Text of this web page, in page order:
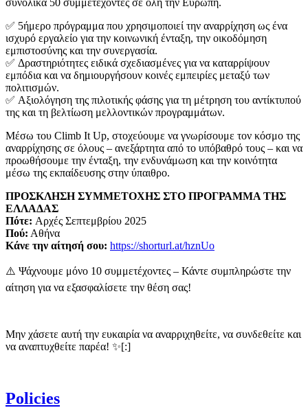
✅ 5ήμερο πρόγραμμα που χρησιμοποιεί την αναρρίχηση ως ένα
ισχυρό εργαλείο για την κοινωνική ένταξη, την οικοδόμηση
εμπιστοσύνης και την συνεργασία.
✅ Δραστηριότητες ειδικά σχεδιασμένες για να καταρρίψουν
εμπόδια και να δημιουργήσουν κοινές εμπειρίες μεταξύ των
πολιτισμών.
✅ Αξιολόγηση της πιλοτικής φάσης για τη μέτρηση του αντίκτυπού
της και τη βελτίωση μελλοντικών προγραμμάτων.
Μέσω του Climb It Up, στοχεύουμε να γνωρίσουμε τον κόσμο της
αναρρίχησης σε όλους – ανεξάρτητα από το υπόβαθρό τους – και να
προωθήσουμε την ένταξη, την ενδυνάμωση και την κοινότητα
μέσω της εκπαίδευσης στην ύπαιθρο.
ΠΡΟΣΚΛΗΣΗ ΣΥΜΜΕΤΟΧΗΣ ΣΤΟ ΠΡΟΓΡΑΜΜΑ ΤΗΣ
ΕΛΛΑΔΑΣ
Πότε: Αρχές Σεπτεμβρίου 2025
Πού: Αθήνα
Κάνε την αίτησή σου: https://shorturl.at/hznUo
⚠️ Ψάχνουμε μόνο 10 συμμετέχοντες – Κάντε συμπληρώστε την
αίτηση για να εξασφαλίσετε την θέση σας!
Μην χάσετε αυτή την ευκαιρία να αναρριχηθείτε, να συνδεθείτε και
να αναπτυχθείτε παρέα! ‍✨[:]
Policies